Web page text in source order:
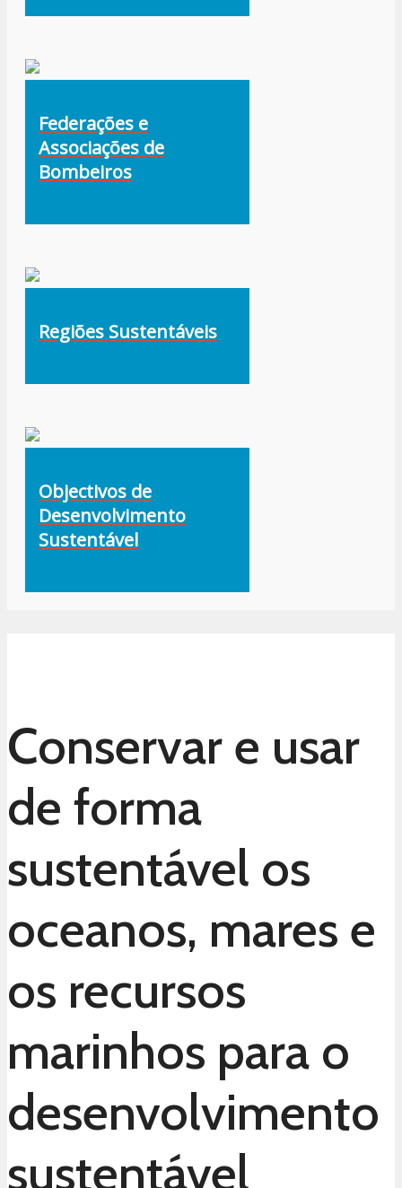
Federações e
Associações de
Bombeiros
Regiões Sustentáveis
Objectivos de
Desenvolvimento
Sustentável
Conservar e usar
de forma
sustentável os
oceanos, mares e
os recursos
marinhos para o
desenvolvimento
sustentável